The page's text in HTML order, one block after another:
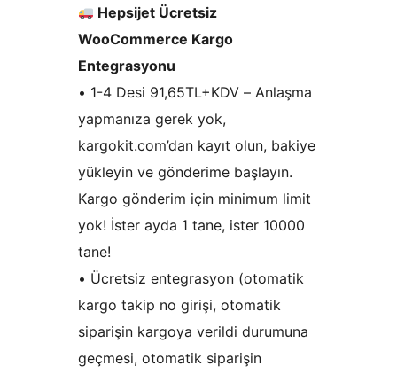
Hepsijet Ücretsiz
WooCommerce Kargo
Entegrasyonu
• 1-4 Desi 91,65TL+KDV – Anlaşma
yapmanıza gerek yok,
kargokit.com’dan kayıt olun, bakiye
yükleyin ve gönderime başlayın.
Kargo gönderim için minimum limit
yok! İster ayda 1 tane, ister 10000
tane!
• Ücretsiz entegrasyon (otomatik
kargo takip no girişi, otomatik
siparişin kargoya verildi durumuna
geçmesi, otomatik siparişin